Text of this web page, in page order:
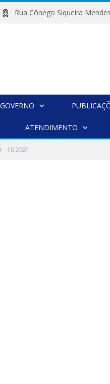
Rua Cônego Siqueira
ATENDIMENTO
10.2021